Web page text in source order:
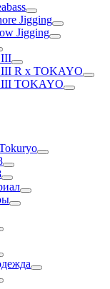
Jigging
Jigging
III
III R x TOKAYO
III TOKAYO